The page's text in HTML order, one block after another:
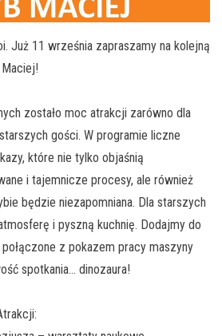
Już 11 września zapraszamy na kolejną
Maciej!
zostało moc atrakcji zarówno dla
gości. W programie liczne
które nie tylko objaśnią
i tajemnicze procesy, ale również
będzie niezapomniana. Dla starszych
i pyszną kuchnię. Dodajmy do
z pokazem pracy maszyny
spotkania… dinozaura!